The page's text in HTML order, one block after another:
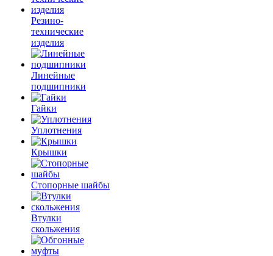
Резино-
технические
изделия
Линейные
подшипники
Гайки
Уплотнения
Крышки
Стопорные шайбы
Втулки
скольжения